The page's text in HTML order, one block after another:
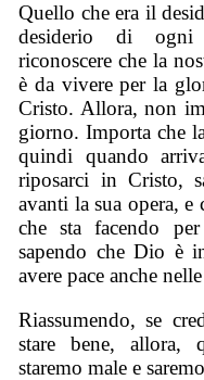
Quello che era il
desiderio di ogni
riconoscere che la
è da vivere per la
Cristo. Allora, non
giorno. Importa che
quindi quando
riposarci in Cristo,
avanti la sua opera,
che sta facendo
sapendo che Dio è
avere pace anche
Riassumendo, se
stare bene, allora,
staremo male e